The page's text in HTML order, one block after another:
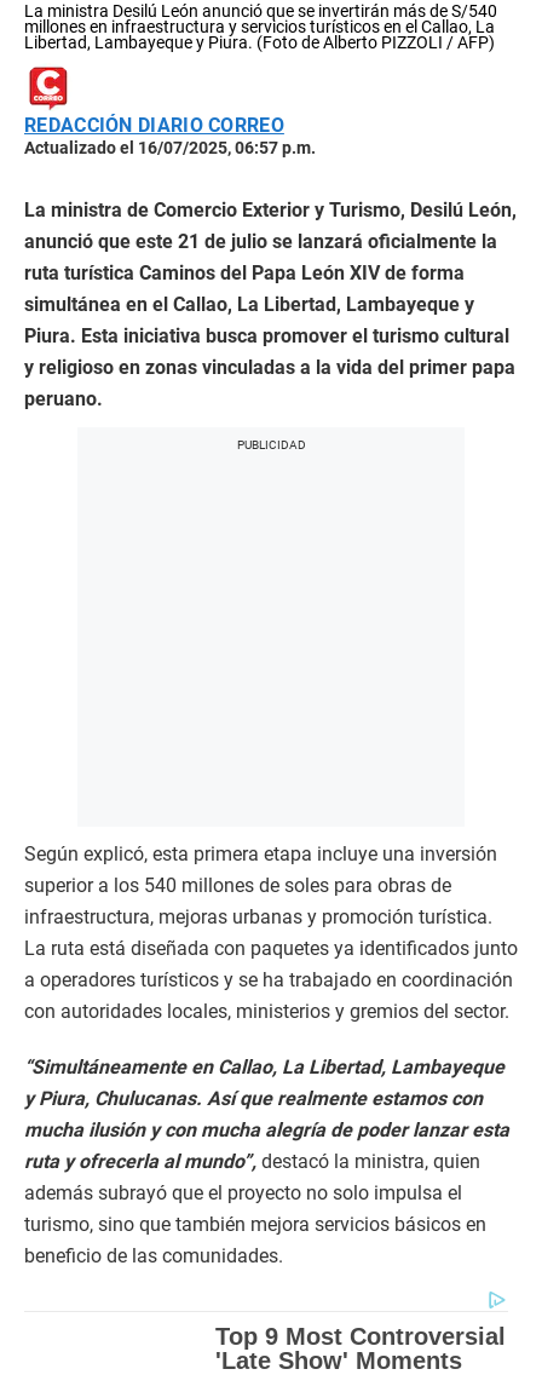
La ministra Desilú León anunció que se invertirán más de S/540
millones en infraestructura y servicios turísticos en el Callao, La
Libertad, Lambayeque y Piura. (Foto de Alberto PIZZOLI / AFP)
REDACCIÓN DIARIO CORREO
Actualizado el 16/07/2025, 06:57 p.m.
La ministra de Comercio Exterior y Turismo, Desilú León,
anunció que este 21 de julio se lanzará oficialmente la
ruta turística Caminos del Papa León XIV de forma
simultánea en el Callao, La Libertad, Lambayeque y
Piura. Esta iniciativa busca promover el turismo cultural
y religioso en zonas vinculadas a la vida del primer papa
peruano.
Según explicó, esta primera etapa incluye una inversión
superior a los 540 millones de soles para obras de
infraestructura, mejoras urbanas y promoción turística.
La ruta está diseñada con paquetes ya identificados junto
a operadores turísticos y se ha trabajado en coordinación
con autoridades locales, ministerios y gremios del sector.
“Simultáneamente en Callao, La Libertad, Lambayeque
y Piura, Chulucanas. Así que realmente estamos con
mucha ilusión y con mucha alegría de poder lanzar esta
ruta y ofrecerla al mundo”, destacó la ministra, quien
además subrayó que el proyecto no solo impulsa el
turismo, sino que también mejora servicios básicos en
beneficio de las comunidades.